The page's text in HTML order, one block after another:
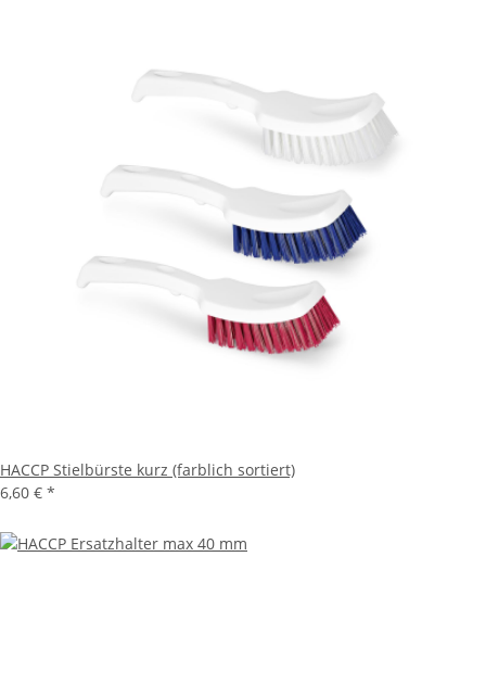
HACCP Stielbürste kurz (farblich sortiert)
6,60 € *